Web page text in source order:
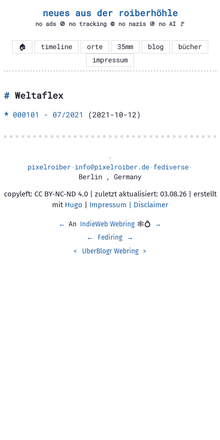
neues aus der roiberhöhle
no ads 🚫 no tracking ⛔ no nazis 🚯 no AI 🚩
🏠 timeline orte 35mm blog
bücher
impressum
Weltaflex
000101 - 07/2021 (2021-10-12)
pixelroiber· info@pixelroiber.de· fediverse·
Berlin , Germany
copyleft: CC BY-NC-ND 4.0 | zuletzt aktualisiert: 03.08.26 | erstellt
mit Hugo | Impressum | Disclaimer
← An IndieWeb Webring 🕸💍
→
←
Fediring
→
<
UberBlogr Webring >